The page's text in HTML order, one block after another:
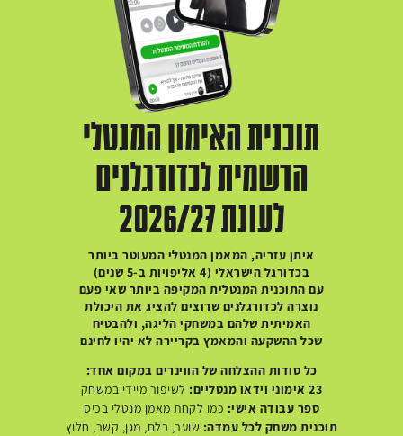
תוכנית האימון המנטלי
הרשמית לכדורגלנים
לעונת 2026/27
איתן עזריה, המאמן המנטלי המעוטר ביותר
בכדורגל הישראלי (4 אליפויות ב-5 שנים)
עם התוכנית המנטלית המקיפה ביותר שאי פעם
נוצרה לכדורגלנים שרוצים להציג את היכולת
האמיתית שלהם במשחקי הליגה, ולהבטיח
שכל ההשקעה והמאמץ בקריירה לא יהיו לחינם
כל סודות ההצלחה של הווינרים במקום אחד:
23 אימוני וידאו מנטליים:
לשיפור מיידי במשחק
ספר עבודה אישי:כמו לקחת מאמן מנטלי בכיס
תוכנית משחק לכל עמדה:שוער, בלם, מגן, קשר, חלוץ